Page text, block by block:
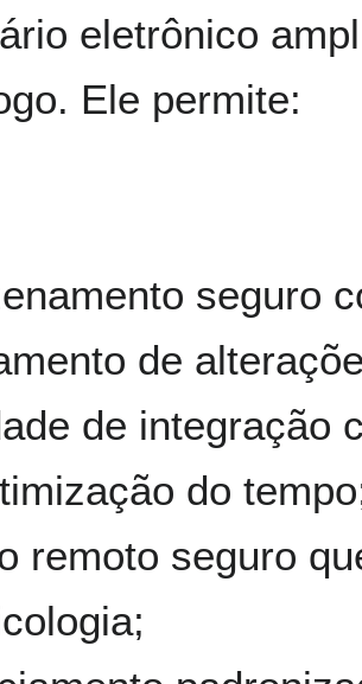
eletrônico
Ele permite:
seguro
de
de integração
do
remoto seguro